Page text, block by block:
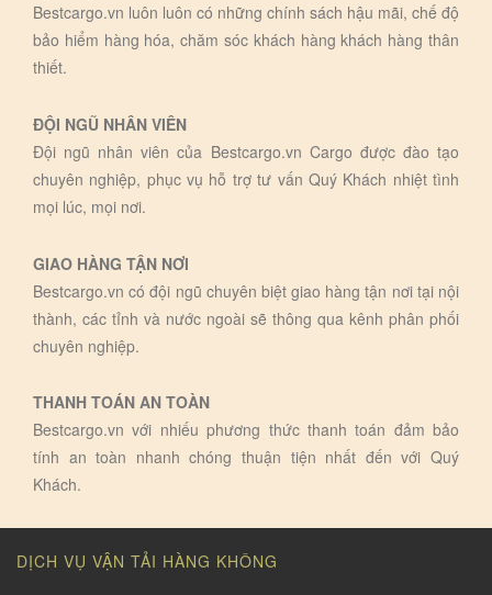
Bestcargo.vn luôn luôn có những chính sách hậu mãi, chế độ
bảo hiểm hàng hóa, chăm sóc khách hàng khách hàng thân
thiết.
ĐỘI NGŨ NHÂN VIÊN
Đội ngũ nhân viên của Bestcargo.vn Cargo được đào tạo
chuyên nghiệp, phục vụ hỗ trợ tư vấn Quý Khách nhiệt tình
mọi lúc, mọi nơi.
GIAO HÀNG TẬN NƠI
Bestcargo.vn có đội ngũ chuyên biệt giao hàng tận nơi tại nội
thành, các tỉnh và nước ngoài sẽ thông qua kênh phân phối
chuyên nghiệp.
THANH TOÁN AN TOÀN
Bestcargo.vn với nhiếu phương thức thanh toán đảm bảo
tính an toàn nhanh chóng thuận tiện nhất đến với Quý
Khách.
DỊCH VỤ VẬN TẢI HÀNG KHÔNG